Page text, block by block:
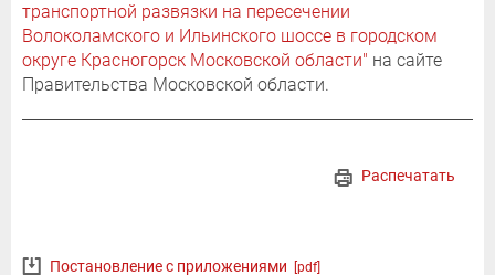
транспортной развязки на пересечении
Волоколамского и Ильинского шоссе в городском
округе Красногорск Московской области" на сайте
Правительства Московской области.
Распечатать
Постановление с приложениями [pdf]